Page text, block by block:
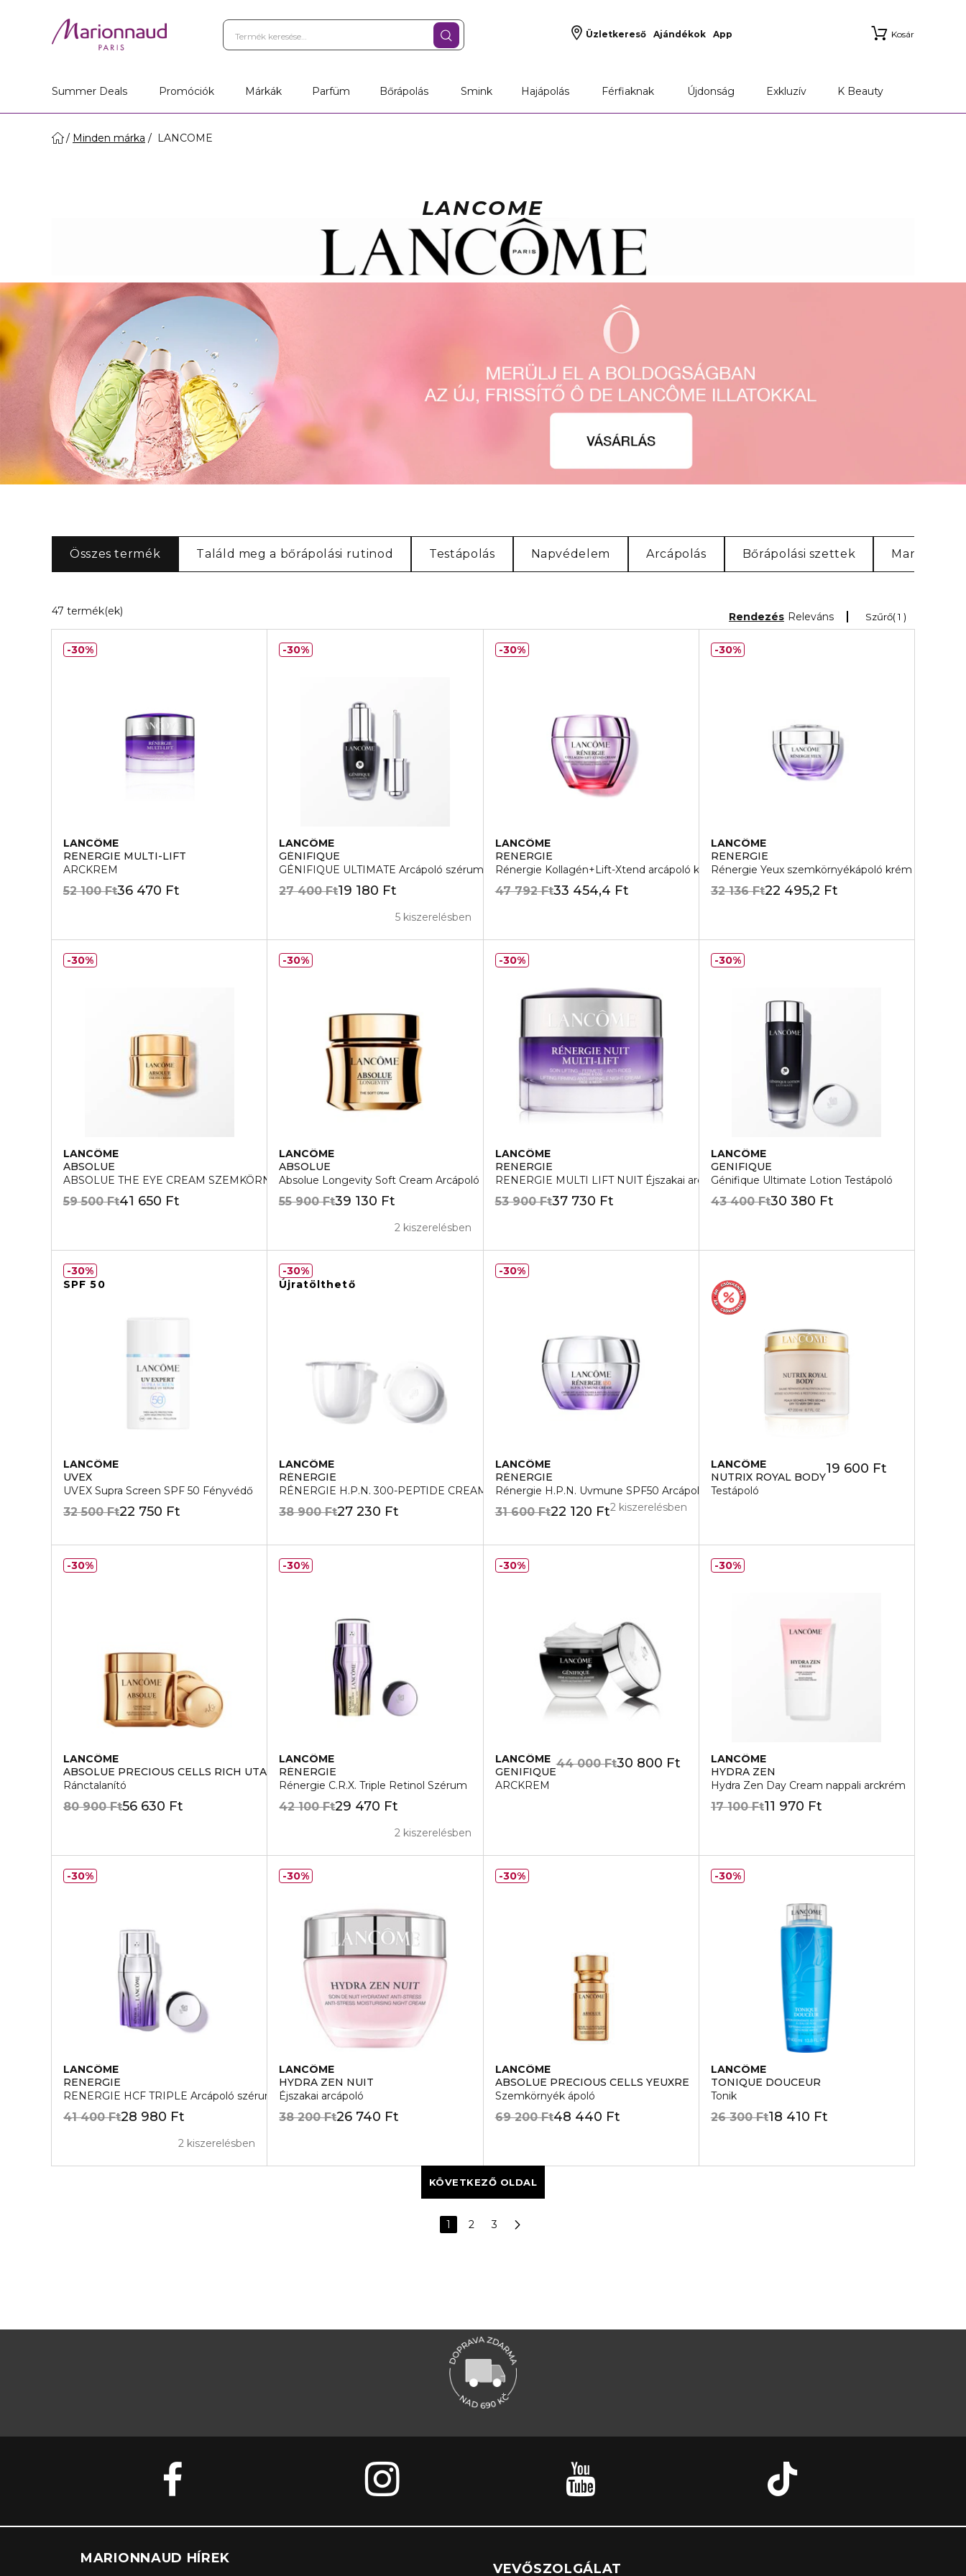
Üzletkereső Ajándékok App Kosár
Summer Deals Promóciók Márkák Parfüm Bőrápolás Smink Hajápolás Férfiaknak Újdonság Exkluzív K Beauty
Minden márka LANCOME
LANCOME
Összes termék Találd meg a bőrápolási rutinod Testápolás Napvédelem Arcápolás Bőrápolási szettek
47 termék(ek) Szűrő 1
Rendezés Releváns
LANCÔME
RENERGIE MULTI-LIFT
ARCKREM
36 470 Ft
52 100 Ft
30%
LANCÔME
GÉNIFIQUE
GÉNIFIQUE ULTIMATE Arcápoló szérum
19 180 Ft
27 400 Ft
5 kiszerelésben
30%
LANCÔME
RENERGIE
Rénergie Kollagén+Lift-Xtend arcápoló krém
33 454,4 Ft
47 792 Ft
30%
LANCÔME
RENERGIE
Rénergie Yeux szemkörnyékápoló krém
22 495,2 Ft
32 136 Ft
30%
LANCÔME
ABSOLUE
ABSOLUE THE EYE CREAM SZEMKÖRNYÉKÁPOLÓ KRÉM
41 650 Ft
59 500 Ft
30%
LANCÔME
ABSOLUE
Absolue Longevity Soft Cream Arcápoló
39 130 Ft
55 900 Ft
2 kiszerelésben
30%
LANCÔME
RENERGIE
RENERGIE MULTI LIFT NUIT Éjszakai arckrém
37 730 Ft
53 900 Ft
30%
LANCÔME
GENIFIQUE
Génifique Ultimate Lotion Testápoló
30 380 Ft
43 400 Ft
30%
SPF 50
LANCÔME
UVEX
UVEX Supra Screen SPF 50 Fényvédő
22 750 Ft
32 500 Ft
30%
Újratölthető
LANCÔME
RÉNERGIE
RÉNERGIE H.P.N. 300-PEPTIDE CREAM ARCÁPOLÓ UTÁNTÖLTŐ
27 230 Ft
38 900 Ft
30%
LANCÔME
RÉNERGIE
Rénergie H.P.N. Uvmune SPF50 Arcápoló krém
22 120 Ft
31 600 Ft 2 kiszerelésben
30%
LANCÔME
NUTRIX ROYAL BODY
Testápoló
19 600 Ft
LANCÔME
ABSOLUE PRECIOUS CELLS RICH UTANTOLTO
Ránctalanító
56 630 Ft
80 900 Ft
30%
LANCÔME
RÉNERGIE
Rénergie C.R.X. Triple Retinol Szérum
29 470 Ft
42 100 Ft
2 kiszerelésben
30%
LANCÔME
GENIFIQUE
ARCKREM
30 800 Ft
44 000 Ft
30%
LANCÔME
HYDRA ZEN
Hydra Zen Day Cream nappali arckrém
11 970 Ft
17 100 Ft
30%
LANCÔME
RENERGIE
RENERGIE HCF TRIPLE Arcápoló szérum
28 980 Ft
41 400 Ft
2 kiszerelésben
30%
LANCÔME
HYDRA ZEN NUIT
Éjszakai arcápoló
26 740 Ft
38 200 Ft
30%
LANCÔME
ABSOLUE PRECIOUS CELLS YEUXRE
Szemkörnyék ápoló
48 440 Ft
69 200 Ft
30%
LANCÔME
TONIQUE DOUCEUR
Tonik
18 410 Ft
26 300 Ft
30%
KÖVETKEZŐ OLDAL
1 2 3
MARIONNAUD HÍREK
VEVŐSZOLGÁLAT